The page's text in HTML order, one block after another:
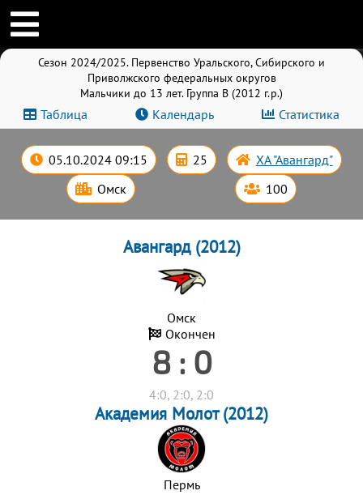
Сезон 2024/2025. Первенство Уральского, Сибирского и
Приволжского федеральных округов
Мальчики до 13 лет. Группа B (2012 г.р.)
Таблица Календарь Статистика
05.10.2024 09:15 25 ХА "Авангард"
Омск 100
Авангард (2012)
Омск
Окончен
8 : 0
4:0, 2:0, 2:0
Академия Молот (2012)
Пермь